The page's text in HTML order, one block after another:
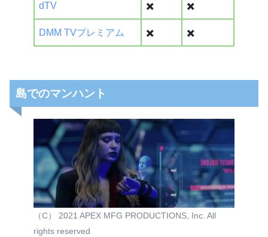
dTV ✖️ ✖️
DMM TVプレミアム ✖️ ✖️
島でのマンハント
（C） 2021 APEX MFG PRODUCTIONS, Inc. All
rights reserved